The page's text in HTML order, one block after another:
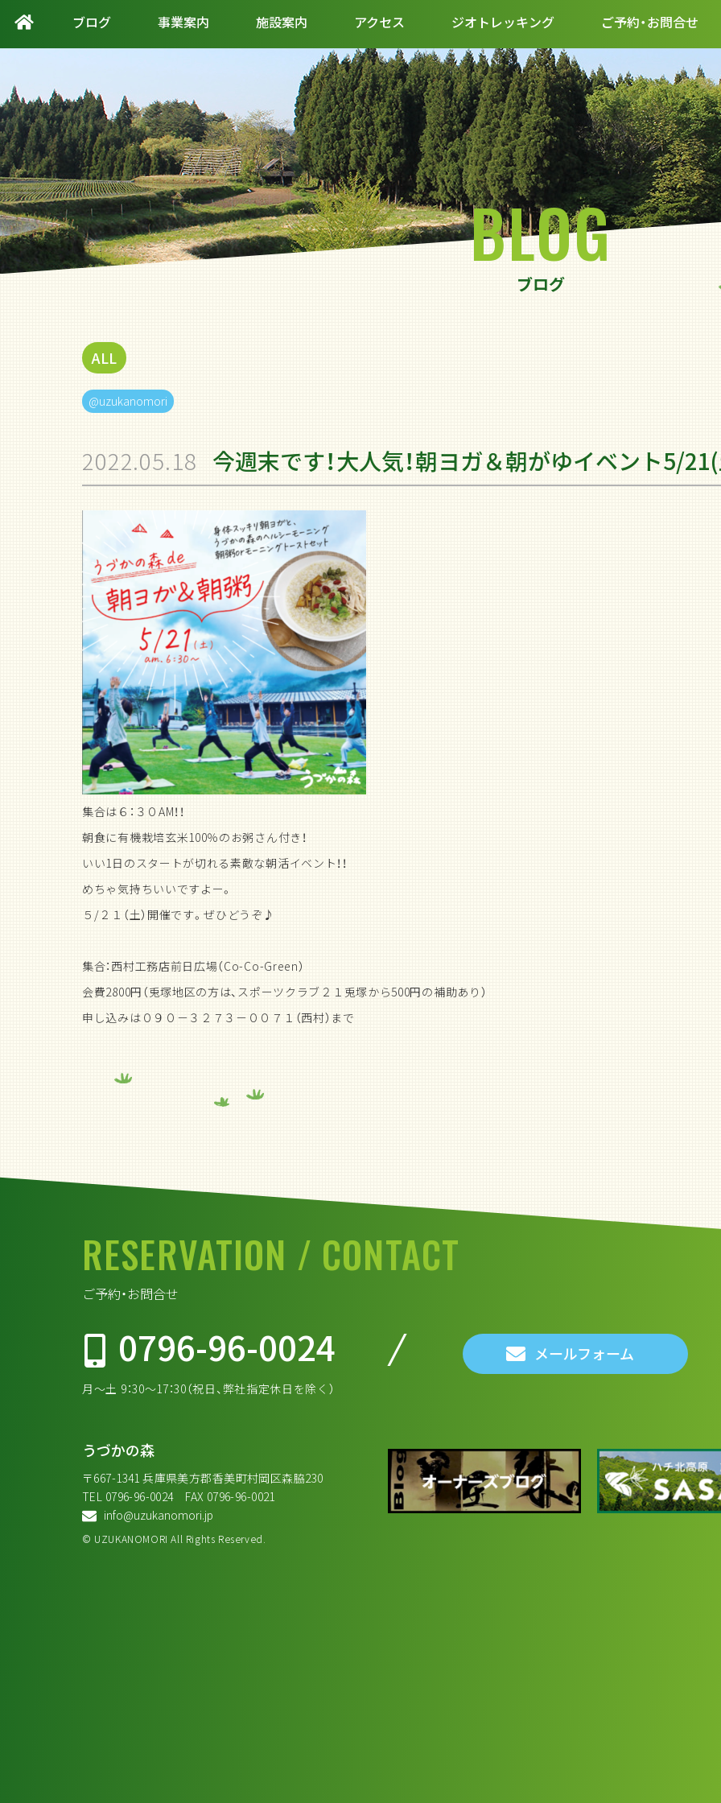
ブログ 事業案内 施設案内 アクセス ジオトレッキング ご予約・お問合せ
ブログ
BLOG
ALL
@uzukanomori
2022.05.18 今週末です！大人気！朝ヨガ＆朝がゆイベント5/21(
集合は６：３０AM！！
朝食に有機栽培玄米100％のお粥さん付き！
いい1日のスタートが切れる素敵な朝活イベント！！
めちゃ気持ちいいですよー。
５/２１（土）開催です。ぜひどうぞ♪
集合：西村工務店前日広場（Co-Co-Green）
会費2800円（兎塚地区の方は、スポーツクラブ２１兎塚から500円の補助あり）
申し込みは０９０－３２７３－００７１（西村）まで
RESERVATION / CONTACT
ご予約・お問合せ
0796-96-0024
月～土 9：30～17：30（祝日、弊社指定休日を除く）
メールフォーム
うづかの森
〒667-1341 兵庫県美方郡香美町村岡区森脇230
TEL 0796-96-0024 FAX 0796-96-0021
info@uzukanomori.jp
© UZUKANOMORI All Rights Reserved.